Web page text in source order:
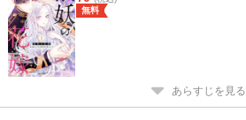
無料
あらすじを見る